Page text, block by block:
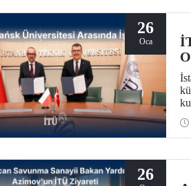
26
Oca
26